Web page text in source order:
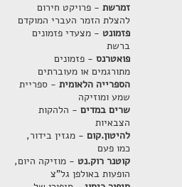
זמרשת- פרויקט חירום
להצלת הזמר העברי המוקדם
פזמונט - מצעדי פזמונים
ברשת
פואטרנס- פזמונים
מתורגמים או מעוברתים
הספרייה הלאומית- ספריית
שמע ומוזיקה
שרים במדים- הלהקות
הצבאיות
להיטון.קום- מגזין בידור,
כמו פעם
קוטנר רוק.נט - מוזיקה היום,
הופעות באולפן גל"צ